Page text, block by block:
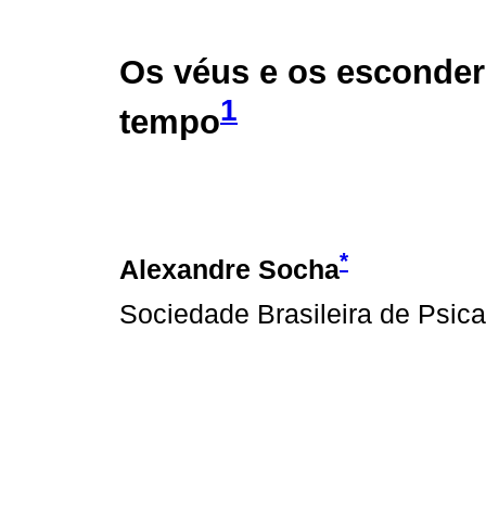
Os véus e os
tempo1
Alexandre Socha*
Sociedade Brasileira de